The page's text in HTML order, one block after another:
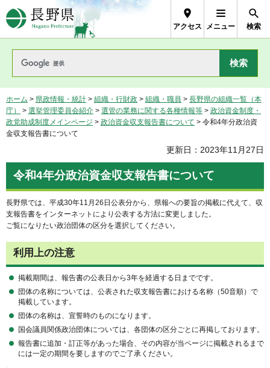
長野県Nagano Prefecture
アクセス メニュー 検索
ホーム > 県政情報・統計 > 組織・行財政 > 組織・職員 > 長野県の組織一覧（本
庁）
> 選挙管理委員会紹介 > 選管の業務に関する各種情報等 > 政治資金制度・
政党助成制度メインページ > 政治資金収支報告書について > 令和4年分政治資
金収支報告書について
更新日：2023年11月27日
令和4年分政治資金収支報告書について
長野県では、平成30年11月26日公表分から、県報への要旨の掲載に代えて、収
支報告書をインターネットにより公表する方法に変更しました。
ご覧になりたい政治団体の区分を選択してください。
利用上の注意
掲載期間は、報告書の公表日から3年を経過する日までです。
団体の名称については、公表された収支報告書における名称（50音順）で
掲載しています。
団体の名称は、宣誓時のものになります。
国会議員関係政治団体については、各団体の区分ごとに再掲しております。
報告書に追加・訂正等があった場合、その内容が当ページに掲載されるまで
には一定の期間を要しますのでご了承ください。